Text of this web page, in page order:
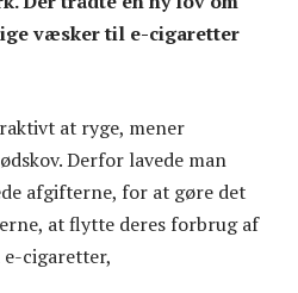
væsker til e-cigaretter
at ryge, mener
Derfor lavede man
afgifterne, for at gøre det
at flytte deres forbrug af
cigaretter,